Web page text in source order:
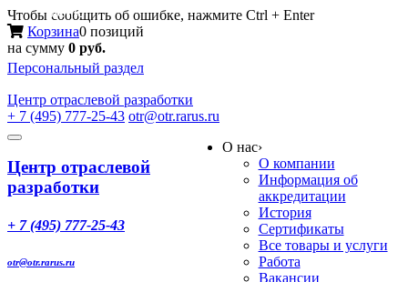
Чтобы сообщить об ошибке, нажмите Ctrl + Enter
Корзина0 позиций
на сумму 0 руб.
Персональный раздел
Центр отраслевой разработки
+ 7 (495) 777-25-43 otr@otr.rarus.ru
Toggle
Меню
Центр отраслевой
разработки
+ 7 (495) 777-25-43
otr@otr.rarus.ru
О нас›
О компании
Информация об
аккредитации
История
Сертификаты
Все товары и услуги
Работа
Вакансии